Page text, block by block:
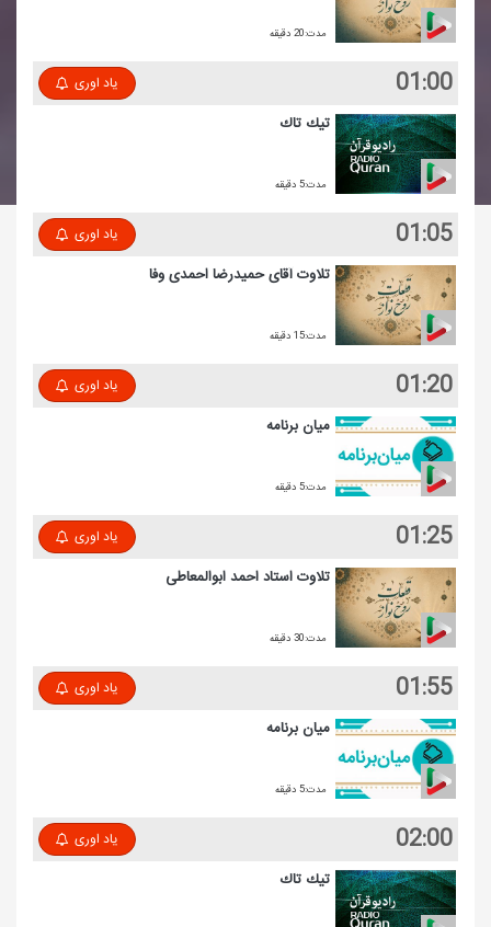
مدت:20 دقیقه
01:00 یاد اوری
تیك تاك
مدت:5 دقیقه
01:05 یاد اوری
تلاوت آقای حمیدرضا احمدی وفا
مدت:15 دقیقه
01:20 یاد اوری
میان برنامه
مدت:5 دقیقه
01:25 یاد اوری
تلاوت استاد احمد ابوالمعاطی
مدت:30 دقیقه
01:55 یاد اوری
میان برنامه
مدت:5 دقیقه
02:00 یاد اوری
تیك تاك